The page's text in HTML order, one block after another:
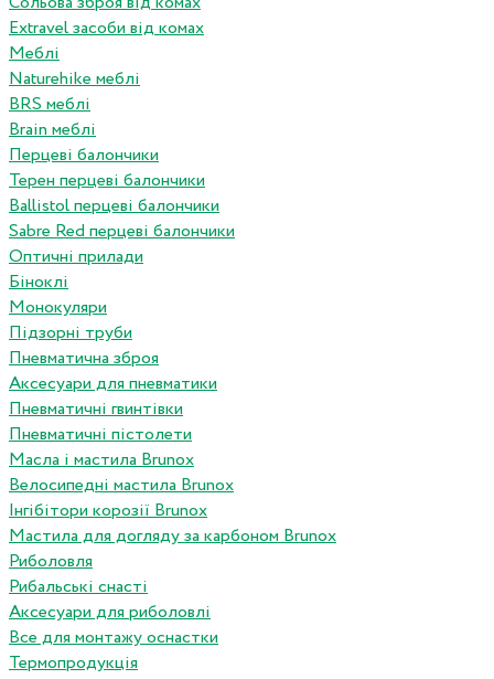
Extravel засоби від комах
Меблі
Naturehike меблі
BRS меблі
Brain меблі
Перцеві балончики
Терен перцеві балончики
Ballistol перцеві балончики
Sabre Red перцеві балончики
Оптичні прилади
Біноклі
Монокуляри
Підзорні труби
Пневматична зброя
Аксесуари для пневматики
Пневматичні гвинтівки
Пневматичні пістолети
Масла і мастила Brunox
Велосипедні мастила Brunox
Інгібітори корозії Brunox
Мастила для догляду за карбоном Brunox
Риболовля
Рибальські снасті
Аксесуари для риболовлі
Все для монтажу оснастки
Термопродукція